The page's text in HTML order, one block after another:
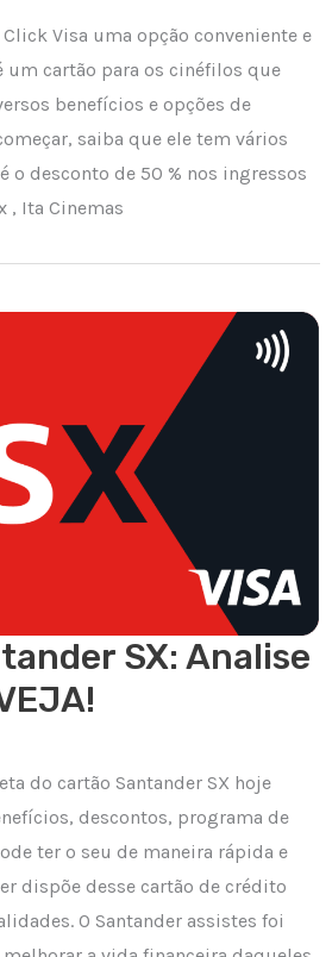
Visa uma opção conveniente e
um cartão para os cinéfilos que
benefícios e opções de
saiba que ele tem vários
o desconto de 50 % nos ingressos
, Ita Cinemas
SX: Analise
do cartão Santander SX hoje
descontos, programa de
ter o seu de maneira rápida e
dispõe desse cartão de crédito
O Santander assistes foi